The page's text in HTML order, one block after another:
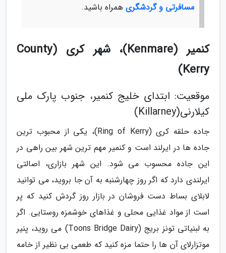
مسافرتی و گردشگری همراه باشید.
کنمیر (Kenmare)، شهر کری (County
Kerry)
موقعیت: ابتدای خلیج کنمیر، جنوب پارک ملی
کیلارنی(Killarney)
جاده حلقه کری (Ring of Kerry)، یکی از محبوب ترین
جاده ها در ایرلند است و کنمیر مهم ترین شهر بین راهی در
این جاده محسوب می شود. این شهر بازاری، اصالتی
ایرلندی دارد که اگر روز چهارشنبه به آن جا بروید، می توانید
لابلای بساط دست فروشان در بازار روز گردش کنید که پر
است از مواد غذایی محلی و غذاهای خوشمزه روستایی. اگر
به لبنیاتی تونز بریج (Toons Bridge Dairy) می روید، پنیر
موتزارلای آن ها را حتما مزه کنید که طعمی بی نظیر از خامه